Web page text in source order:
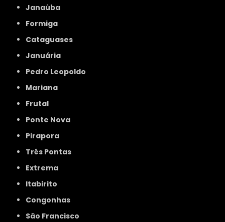
Janaúba
Formiga
Cataguases
Januária
Pedro Leopoldo
Mariana
Frutal
Ponte Nova
Pirapora
Três Pontas
Extrema
Itabirito
Congonhas
São Francisco